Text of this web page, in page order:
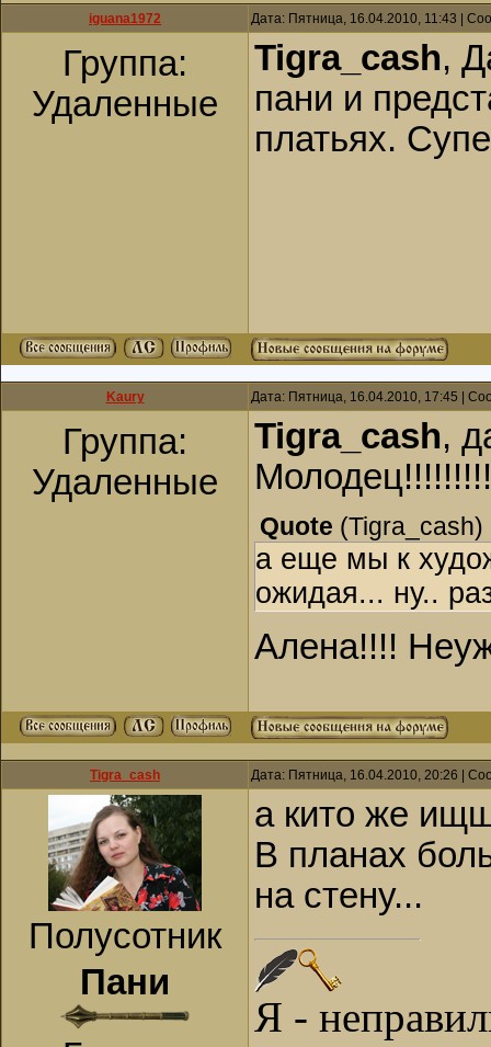
iguana1972 Дата: Пятница, 16.04.2010, 11:43 |
Группа:
Удаленные
Tigra_cash,
пани и
платьях.
Kaury Дата: Пятница, 16.04.2010, 17:45 |
Группа:
Удаленные
Tigra_cash,
Quote (Tigra_cash)
а еще мы к
ожидая... ну..
Алена!!!!
Tigra_cash Дата: Пятница, 16.04.2010, 20:26 |
Полусотник
Пани
а кито же
В планах
на стену...
Я -